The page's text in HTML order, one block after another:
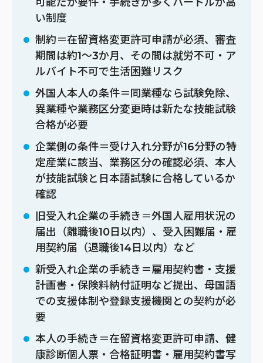
い制度
制約＝在留資格変更許可申請が必須、審査
期間は約1〜3か月、その間は就労不可・ア
ルバイト不可で生活困難リスク
外国人本人の条件＝同業種なら試験免除、
異業種や業務区分変更時は新たな技能試験
合格が必要
企業側の条件＝受け入れ分野が16分野の特
定産業に該当、業務区分の確認必須、本人
が技能試験と日本語試験に合格しているか
確認
旧受入れ企業の手続き＝外国人雇用状況の
届出（離職後10日以内）、受入困難届・雇
用契約届（退職後14日以内）など
新受入れ企業の手続き＝雇用契約書・支援
計画書・保険料納付証明など提出、母国語
での支援体制や登録支援機関との契約が必
要
本人の手続き＝在留資格変更許可申請、健
康診断個人票・合格証明書・雇用契約書写